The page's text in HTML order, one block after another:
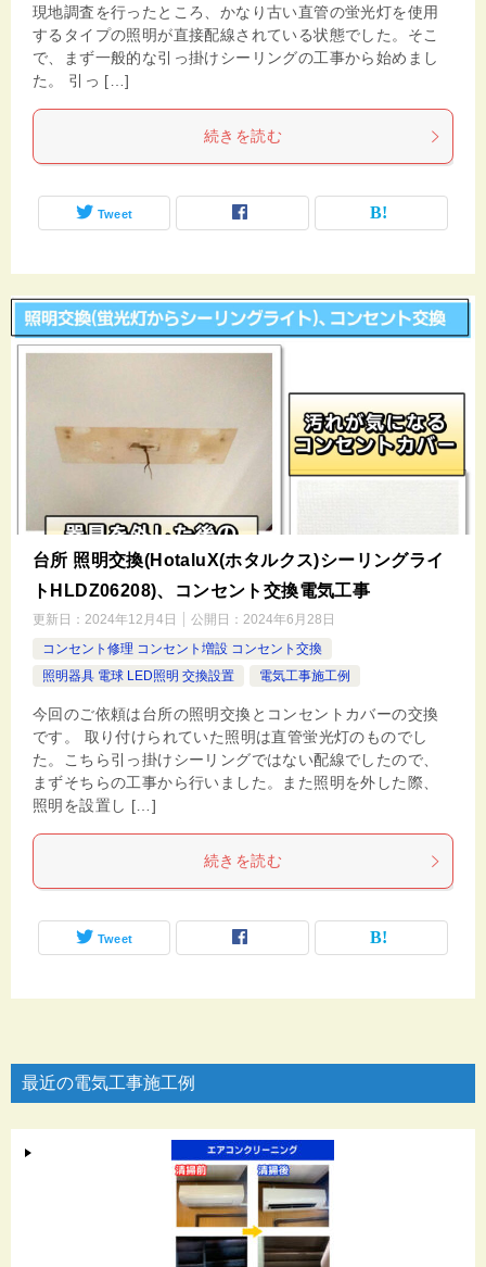
現地調査を行ったところ、かなり古い直管の蛍光灯を使用
するタイプの照明が直接配線されている状態でした。そこ
で、まず一般的な引っ掛けシーリングの工事から始めまし
た。 引っ […]
続きを読む
Tweet
台所 照明交換(HotaluX(ホタルクス)シーリングライ
トHLDZ06208)、コンセント交換電気工事
更新日： 2024年12月4日 公開日： 2024年6月28日
コンセント修理 コンセント増設 コンセント交換
照明器具 電球 LED照明 交換設置
電気工事施工例
今回のご依頼は台所の照明交換とコンセントカバーの交換
です。 取り付けられていた照明は直管蛍光灯のものでし
た。こちら引っ掛けシーリングではない配線でしたので、
まずそちらの工事から行いました。また照明を外した際、
照明を設置し […]
続きを読む
Tweet
最近の電気工事施工例